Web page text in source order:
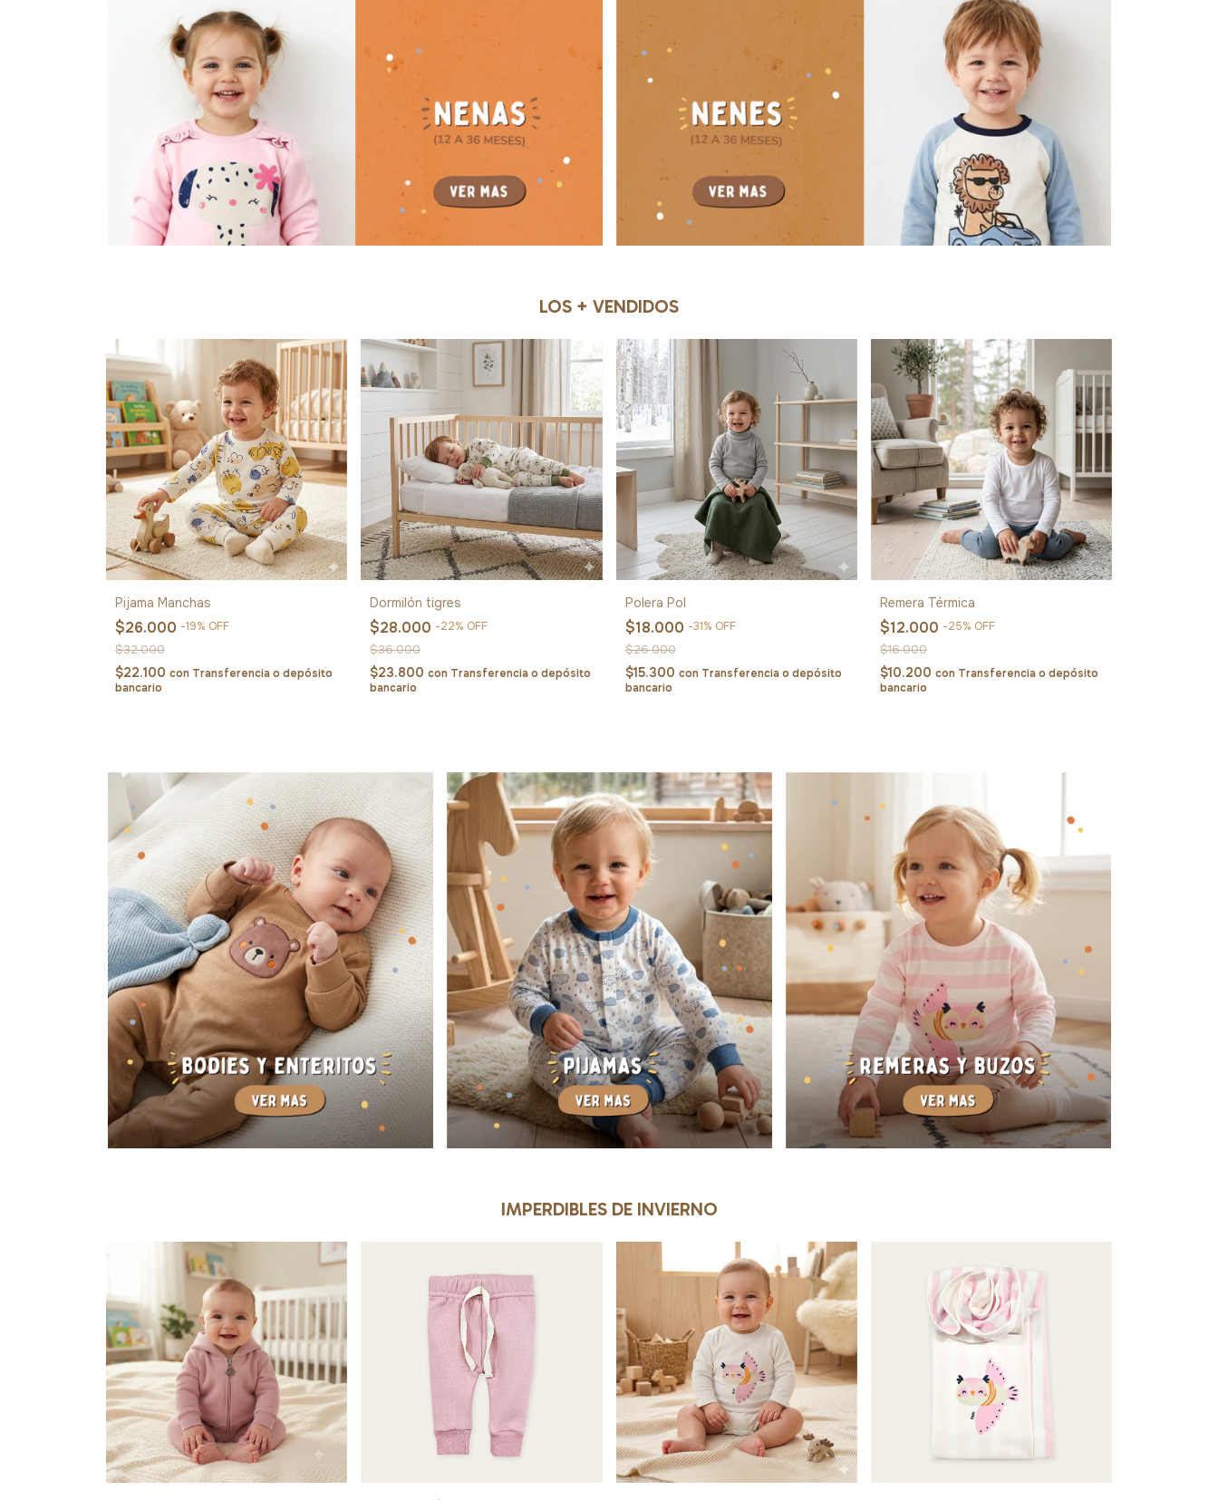
LOS + VENDIDOS
Pijama Manchas
$26.000 -19% OFF
$32.000
$22.100 con Transferencia o depósito
bancario
Dormilón tigres
$28.000 -22% OFF
$36.000
$23.800con Transferencia o depósito
bancario
Polera Pol
$18.000 -31% OFF
$26.000
$15.300 con Transferencia o depósito
bancario
Remera Térmica
$12.000 -25% OFF
$16.000
$10.200 con Transferencia o depósito
bancario
IMPERDIBLES DE INVIERNO